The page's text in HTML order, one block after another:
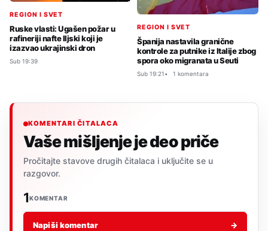
REGION I SVET
Ruske vlasti: Ugašen požar u
rafineriji nafte Iljski koji je
izazvao ukrajinski dron
Sub 19:39
REGION I SVET
Španija nastavila granične
kontrole za putnike iz Italije zbog
spora oko migranata u Seuti
Sub 19:21 1 komentara
KOMENTARI ČITALACA
Vaše mišljenje je deo priče
Pročitajte stavove drugih čitalaca i uključite se u
razgovor.
1KOMENTAR
Napiši komentar →